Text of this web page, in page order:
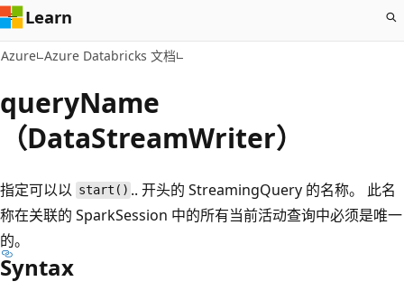
Learn
Azure Azure Databricks 文档
queryName
（DataStreamWriter）
指定可以以 start() .. 开头的 StreamingQuery 的名称。 此名
称在关联的 SparkSession 中的所有当前活动查询中必须是唯一
的。
Syntax